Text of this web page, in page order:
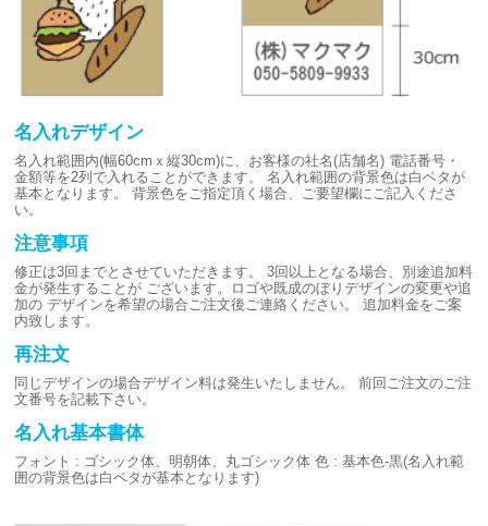
名入れデザイン
名入れ範囲内(幅60cmｘ縦30cm)に、お客様の社名(店舗名) 電話番号・
金額等を2列で入れることができます。
名入れ範囲の背景色は白ベタが
基本となります。
背景色をご指定頂く場合、ご要望欄にご記入くださ
い。
注意事項
修正は3回までとさせていただきます。
3回以上となる場合、別途追加料
金が発生することが ございます。ロゴや既成のぼりデザインの変更や追
加の デザインを希望の場合ご注文後ご連絡ください。
追加料金をご案
内致します。
再注文
同じデザインの場合デザイン料は発生いたしません。
前回ご注文のご注
文番号を記載下さい。
名入れ基本書体
フォント : ゴシック体、明朝体、丸ゴシック体 色 : 基本色-黒(名入れ範
囲の背景色は白ベタが基本となります)